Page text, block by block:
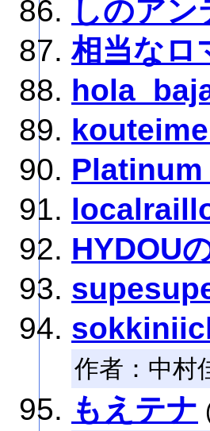
しのアン
相当なロ
Platinum
HYDOU
作者：中村
もえテナ